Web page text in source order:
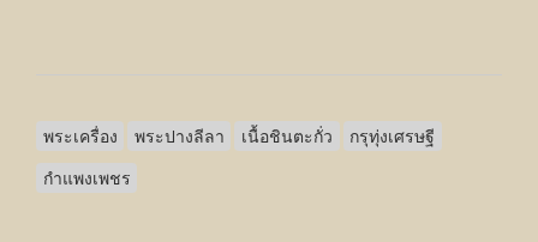
พระเครื่อง พระปางลีลา เนื้อชินตะกั่ว กรุทุ่งเศรษฐี
กำแพงเพชร